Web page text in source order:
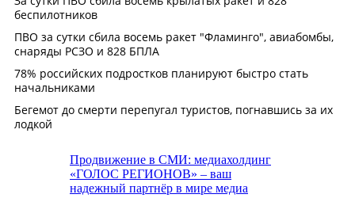
Продвижение в СМИ: медиахолдинг
«ГОЛОС РЕГИОНОВ» – ваш
надежный партнёр в мире медиа